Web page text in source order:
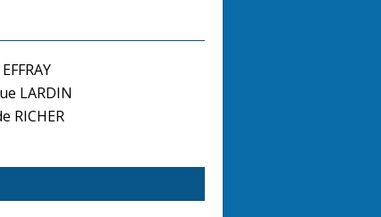
LARDIN
RICHER